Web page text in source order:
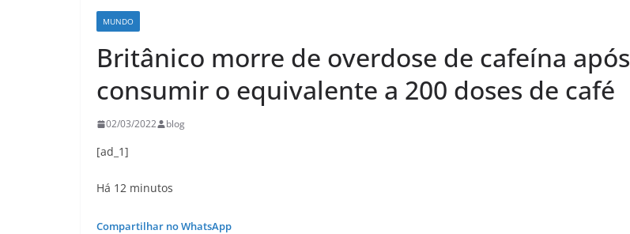
MUNDO
Britânico morre de overdose de cafeína após
consumir o equivalente a 200 doses de café
02/03/2022 blog
[ad_1]
Há 12 minutos
Compartilhar no WhatsApp